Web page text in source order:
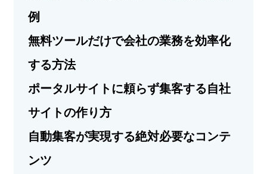
例
無料ツールだけで会社の業務を効率化
する方法
ポータルサイトに頼らず集客する自社
サイトの作り方
自動集客が実現する絶対必要なコンテ
ンツ